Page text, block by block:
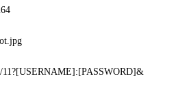
11?[USERNAME]:[PASSWORD]&